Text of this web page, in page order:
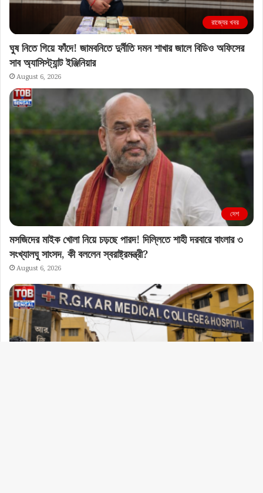
রাজ্যের খবর
ঘুষ নিতে গিয়ে ফাঁদে! জামবনিতে দুর্নীতি দমন শাখার জালে বিডিও অফিসের
সাব অ্যাসিস্ট্যান্ট ইঞ্জিনিয়ার
August 6, 2026
দেশ
মসজিদের মাইক খোলা নিয়ে চড়ছে পারদ! দিল্লিতে শাহী দরবারে বাংলার ৩
সংখ্যালঘু সাংসদ, কী বললেন স্বরাষ্ট্রমন্ত্রী?
August 6, 2026